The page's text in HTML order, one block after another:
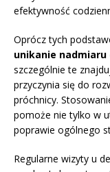
efektywność
Oprócz tych
unikanie nadmiaru
szczególnie te
przyczynia się do
próchnicy.
pomoże nie tylko w
poprawie ogólnego
Regularne wizyty u